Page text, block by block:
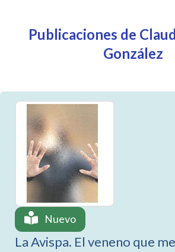
Publicaciones de
González
Nuevo
La Avispa. El veneno que